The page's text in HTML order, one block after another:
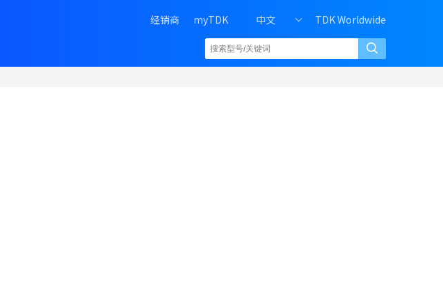
H
d
经销商 myTDK 中文 TDK Worldwide